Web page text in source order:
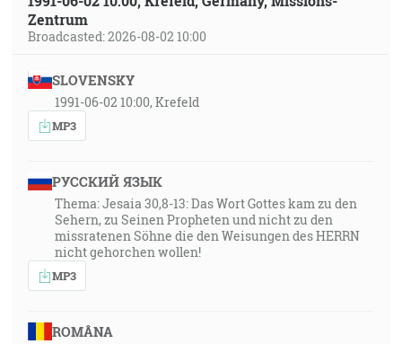
Zentrum
Broadcasted: 2026-08-02 10:00
SLOVENSKY
1991-06-02 10:00, Krefeld
MP3
РУССКИЙ ЯЗЫК
Thema: Jesaia 30,8-13: Das Wort Gottes kam zu den
Sehern, zu Seinen Propheten und nicht zu den
missratenen Söhne die den Weisungen des HERRN
nicht gehorchen wollen!
MP3
ROMÂNA